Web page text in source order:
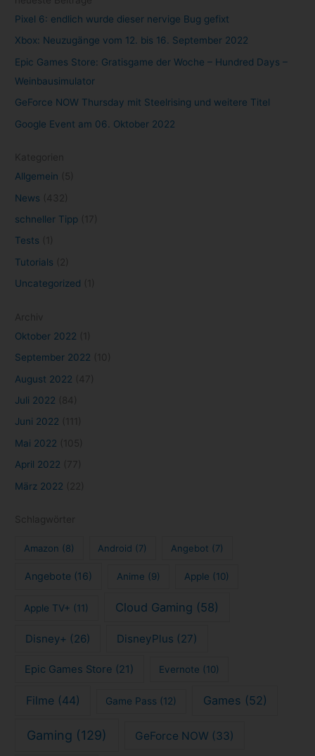
Pixel 6: endlich wurde dieser nervige Bug gefixt
Xbox: Neuzugänge vom 12. bis 16. September 2022
Epic Games Store: Gratisgame der Woche – Hundred Days –
Weinbausimulator
GeForce NOW Thursday mit Steelrising und weitere Titel
Google Event am 06. Oktober 2022
Allgemein
News
schneller Tipp
Tests
Tutorials
Uncategorized
Oktober 2022
September 2022
August 2022
Juli 2022
Juni 2022
Mai 2022
April 2022
März 2022
Amazon (8) Android (7) Angebot (7)
Angebote(16) Anime (9) Apple (10)
Apple TV+ (11) Cloud Gaming (58)
Disney+ (26) DisneyPlus (27)
Epic Games Store (21) Evernote (10)
Filme(44) Game Pass (12) Games (52)
Gaming (129) GeForce NOW (33)